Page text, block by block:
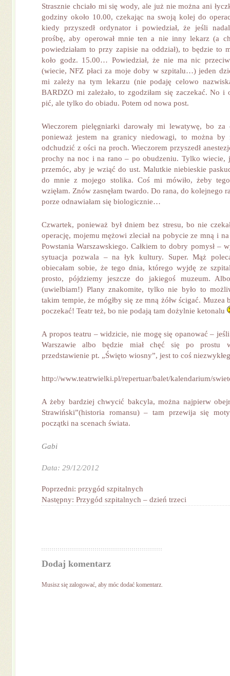
Strasznie chciało mi się wody, ale już nie można ani
godziny około 10.00, czekając na swoją kolej do
kiedy przyszedł ordynator i powiedział, że jeśli
prośbę, aby operował mnie ten a nie inny lekarz (a
powiedziałam to przy zapisie na oddział), to będzie to
koło godz. 15.00… Powiedział, że nie ma nic
(wiecie, NFZ płaci za moje doby w szpitalu…) jeden
mi zależy na tym lekarzu (nie podaję celowo
BARDZO mi zależało, to zgodziłam się zaczekać. No i
pić, ale tylko do obiadu. Potem od nowa post.
Wieczorem pielęgniarki darowały mi lewatywę, bo za
ponieważ jestem na granicy niedowagi, to można by
odchudzić z ości na proch. Wieczorem przyszedł
prochy na noc i na rano – po obudzeniu. Tylko wiecie,
przemóc, aby je wziąć do ust. Malutkie niebieskie
do mnie z mojego stolika. Coś mi mówiło, żeby
wzięłam. Znów zasnęłam twardo. Do rana, do kolejnego
porze odnawiałam się biologicznie…
Czwartek, ponieważ był dniem bez stresu, bo nie
operację, mojemu mężowi zleciał na pobycie ze mną i
Powstania Warszawskiego. Całkiem to dobry pomysł –
sytuacja pozwala – na łyk kultury. Super. Mąż
obiecałam sobie, że tego dnia, którego wyjdę ze
prosto, pójdziemy jeszcze do jakiegoś muzeum.
(uwielbiam!) Plany znakomite, tylko nie było to
takim tempie, że mógłby się ze mną żółw ścigać. Muzea
poczekać! Teatr też, bo nie podają tam dożylnie ketonalu
A propos teatru – widzicie, nie mogę się opanować –
Warszawie albo będzie miał chęć się po prostu
przedstawienie pt. „Święto wiosny”, jest to coś
http://www.teatrwielki.pl/repertuar/balet/kalendarium/
A żeby bardziej chwycić bakcyla, można najpierw
Strawiński”(historia romansu) – tam przewija się
początki na scenach świata.
Gabi
Data: 29/12/2012
Poprzedni: przygód szpitalnych
Następny: Przygód szpitalnych – dzień trzeci
Dodaj komentarz
Musisz się zalogować, aby móc dodać komentarz.